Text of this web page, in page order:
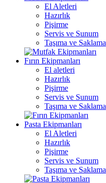
El Aletleri
Hazırlık
Pişirme
Servis ve Sunum
Taşıma ve Saklama
Fırın Ekipmanları
El aletleri
Hazırlık
Pişirme
Servis ve Sunum
Taşıma ve Saklama
Pasta Ekipmanları
El Aletleri
Hazırlık
Pişirme
Servis ve Sunum
Taşıma ve Saklama